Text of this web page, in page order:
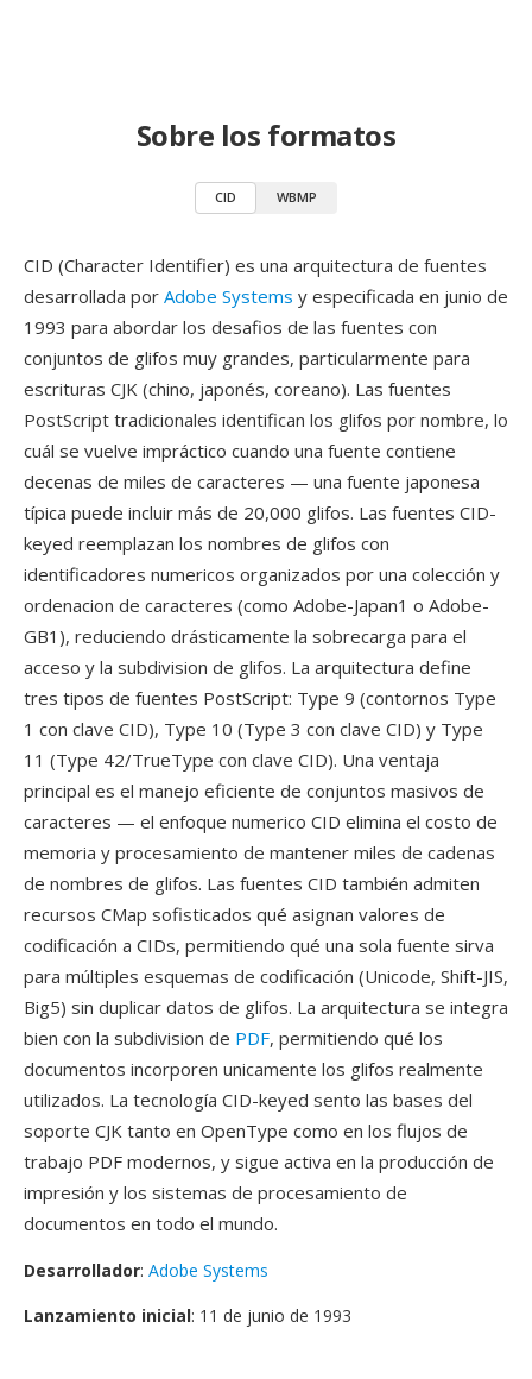
Sobre los formatos
CID WBMP
CID (Character Identifier) es una arquitectura de fuentes
desarrollada por Adobe Systems y especificada en junio de
1993 para abordar los desafios de las fuentes con
conjuntos de glifos muy grandes, particularmente para
escrituras CJK (chino, japonés, coreano). Las fuentes
PostScript tradicionales identifican los glifos por nombre, lo
cuál se vuelve impráctico cuando una fuente contiene
decenas de miles de caracteres — una fuente japonesa
típica puede incluir más de 20,000 glifos. Las fuentes CID-
keyed reemplazan los nombres de glifos con
identificadores numericos organizados por una colección y
ordenacion de caracteres (como Adobe-Japan1 o Adobe-
GB1), reduciendo drásticamente la sobrecarga para el
acceso y la subdivision de glifos. La arquitectura define
tres tipos de fuentes PostScript: Type 9 (contornos Type
1 con clave CID), Type 10 (Type 3 con clave CID) y Type
11 (Type 42/TrueType con clave CID). Una ventaja
principal es el manejo eficiente de conjuntos masivos de
caracteres — el enfoque numerico CID elimina el costo de
memoria y procesamiento de mantener miles de cadenas
de nombres de glifos. Las fuentes CID también admiten
recursos CMap sofisticados qué asignan valores de
codificación a CIDs, permitiendo qué una sola fuente sirva
para múltiples esquemas de codificación (Unicode, Shift-JIS,
Big5) sin duplicar datos de glifos. La arquitectura se integra
bien con la subdivision de PDF, permitiendo qué los
documentos incorporen unicamente los glifos realmente
utilizados. La tecnología CID-keyed sento las bases del
soporte CJK tanto en OpenType como en los flujos de
trabajo PDF modernos, y sigue activa en la producción de
impresión y los sistemas de procesamiento de
documentos en todo el mundo.
Desarrollador: Adobe Systems
Lanzamiento inicial: 11 de junio de 1993